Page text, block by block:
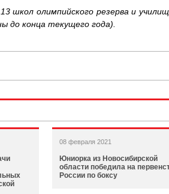
школ олимпийского резерва и
до конца текущего года).
08 февраля 2021
Юниорка из Новосибирской
области победила на
России по боксу